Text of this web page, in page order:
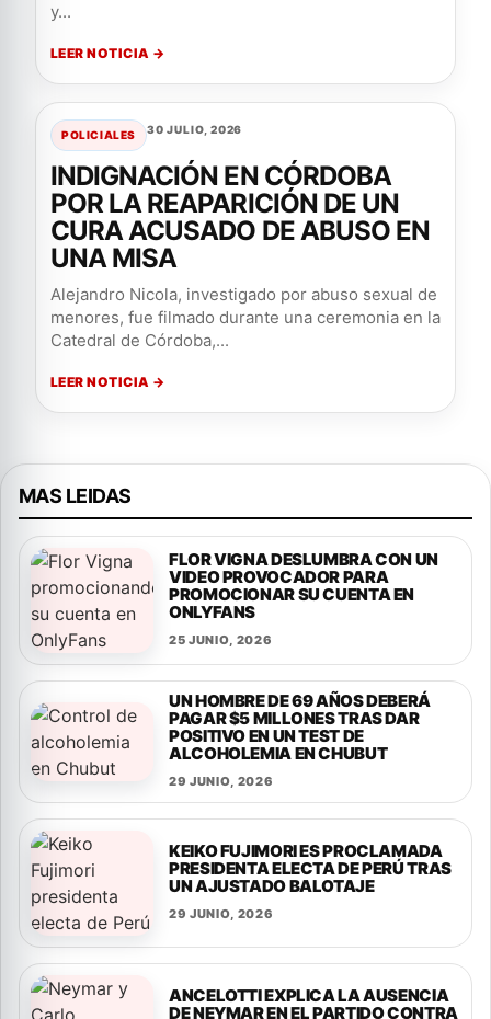
y...
LEER NOTICIA →
POLICIALES 30 JULIO, 2026
INDIGNACIÓN EN CÓRDOBA
POR LA REAPARICIÓN DE UN
CURA ACUSADO DE ABUSO EN
UNA MISA
Alejandro Nicola, investigado por abuso sexual de
menores, fue filmado durante una ceremonia en la
Catedral de Córdoba,...
LEER NOTICIA →
MAS LEIDAS
FLOR VIGNA DESLUMBRA CON UN
VIDEO PROVOCADOR PARA
PROMOCIONAR SU CUENTA EN
ONLYFANS
25 JUNIO, 2026
UN HOMBRE DE 69 AÑOS DEBERÁ
PAGAR $5 MILLONES TRAS DAR
POSITIVO EN UN TEST DE
ALCOHOLEMIA EN CHUBUT
29 JUNIO, 2026
KEIKO FUJIMORI ES PROCLAMADA
PRESIDENTA ELECTA DE PERÚ TRAS
UN AJUSTADO BALOTAJE
29 JUNIO, 2026
ANCELOTTI EXPLICA LA AUSENCIA
DE NEYMAR EN EL PARTIDO CONTRA